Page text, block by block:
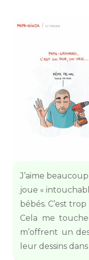
J’aime
joue «
bébés. C’est
Cela me
m’offrent un
leur dessins